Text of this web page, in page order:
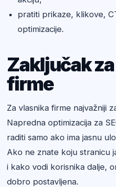
pratiti prikaze, klikove,
optimizacije.
Zaključak
firme
Za vlasnika firme najvažniji
Napredna optimizacija za
raditi samo ako ima jasnu
Ako ne znate koju stranicu
i kako vodi korisnika dalje,
dobro postavljena.